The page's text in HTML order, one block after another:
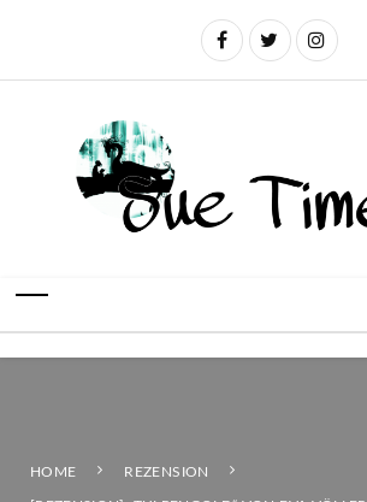
HOME REZENSION